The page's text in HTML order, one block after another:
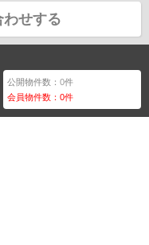
わせする
公開物件数：0件
会員物件数：0件